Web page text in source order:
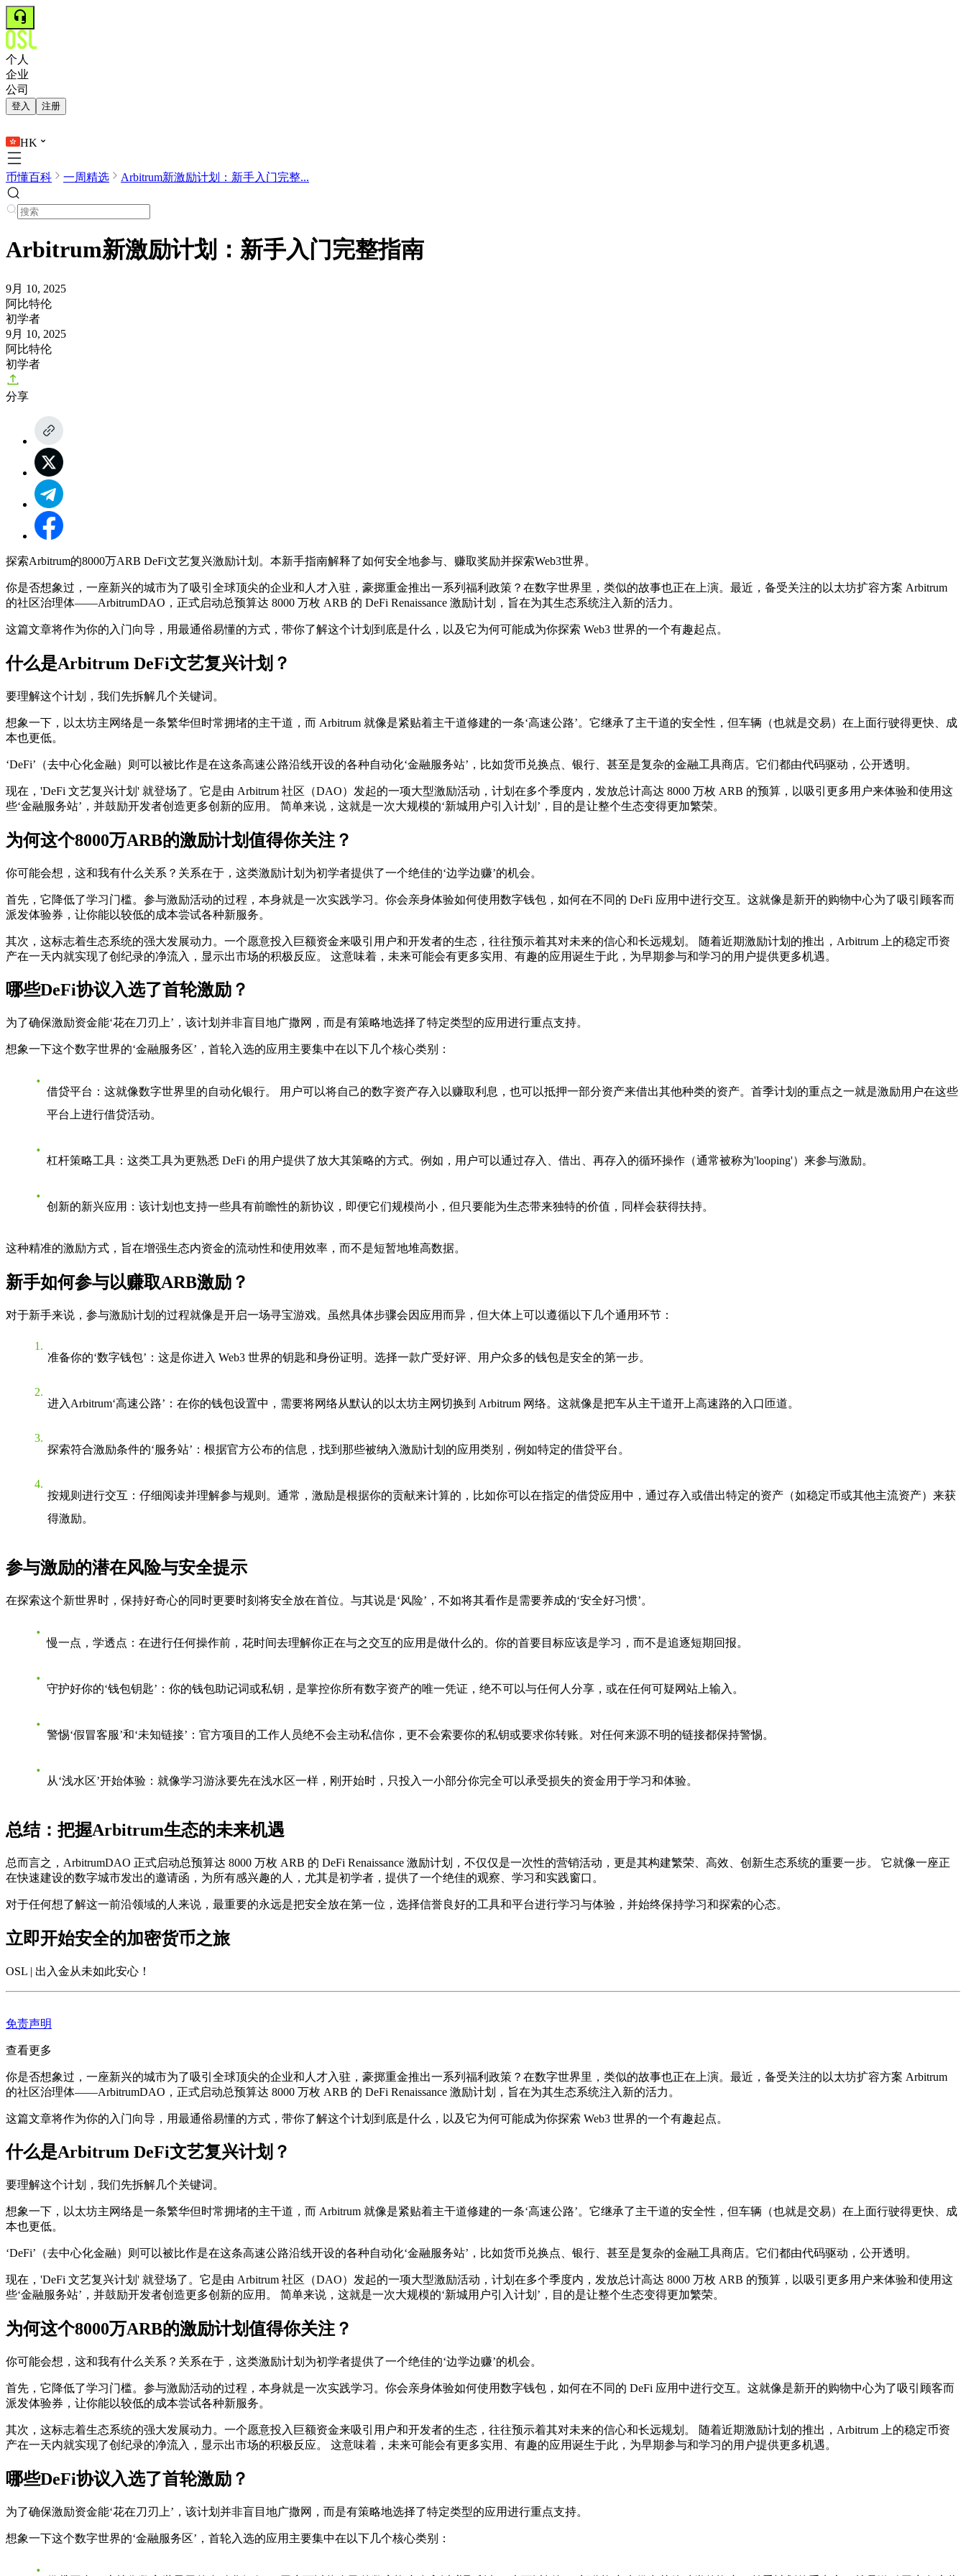
个人
企业
公司
登入 注册
HK
币懂百科 一周精选 Arbitrum新激励计划：新手入门完整...
Arbitrum新激励计划：新手入门完整指南
9月 10, 2025
阿比特伦
初学者
9月 10, 2025
阿比特伦
初学者
分享
探索Arbitrum的8000万ARB DeFi文艺复兴激励计划。本新手指南解释了如何安全地参与、赚取奖励并探索Web3世界。
你是否想象过，一座新兴的城市为了吸引全球顶尖的企业和人才入驻，豪掷重金推出一系列福利政策？在数字世界里，类似的故事也正在上演。最近，备受关注的以太坊扩容方案 Arbitrum
的社区治理体——ArbitrumDAO，正式启动总预算达 8000 万枚 ARB 的 DeFi Renaissance 激励计划，旨在为其生态系统注入新的活力。
这篇文章将作为你的入门向导，用最通俗易懂的方式，带你了解这个计划到底是什么，以及它为何可能成为你探索 Web3 世界的一个有趣起点。
什么是Arbitrum DeFi文艺复兴计划？
要理解这个计划，我们先拆解几个关键词。
想象一下，以太坊主网络是一条繁华但时常拥堵的主干道，而 Arbitrum 就像是紧贴着主干道修建的一条‘高速公路’。它继承了主干道的安全性，但车辆（也就是交易）在上面行驶得更快、成
本也更低。
‘DeFi’（去中心化金融）则可以被比作是在这条高速公路沿线开设的各种自动化‘金融服务站’，比如货币兑换点、银行、甚至是复杂的金融工具商店。它们都由代码驱动，公开透明。
现在，'DeFi 文艺复兴计划' 就登场了。它是由 Arbitrum 社区（DAO）发起的一项大型激励活动，计划在多个季度内，发放总计高达 8000 万枚 ARB 的预算，以吸引更多用户来体验和使用这
些‘金融服务站’，并鼓励开发者创造更多创新的应用。 简单来说，这就是一次大规模的‘新城用户引入计划’，目的是让整个生态变得更加繁荣。
为何这个8000万ARB的激励计划值得你关注？
你可能会想，这和我有什么关系？关系在于，这类激励计划为初学者提供了一个绝佳的‘边学边赚’的机会。
首先，它降低了学习门槛。参与激励活动的过程，本身就是一次实践学习。你会亲身体验如何使用数字钱包，如何在不同的 DeFi 应用中进行交互。这就像是新开的购物中心为了吸引顾客而
派发体验券，让你能以较低的成本尝试各种新服务。
其次，这标志着生态系统的强大发展动力。一个愿意投入巨额资金来吸引用户和开发者的生态，往往预示着其对未来的信心和长远规划。 随着近期激励计划的推出，Arbitrum 上的稳定币资
产在一天内就实现了创纪录的净流入，显示出市场的积极反应。 这意味着，未来可能会有更多实用、有趣的应用诞生于此，为早期参与和学习的用户提供更多机遇。
哪些DeFi协议入选了首轮激励？
为了确保激励资金能‘花在刀刃上’，该计划并非盲目地广撒网，而是有策略地选择了特定类型的应用进行重点支持。
想象一下这个数字世界的‘金融服务区’，首轮入选的应用主要集中在以下几个核心类别：
借贷平台 ：这就像数字世界里的自动化银行。 用户可以将自己的数字资产存入以赚取利息，也可以抵押一部分资产来借出其他种类的资产。首季计划的重点之一就是激励用户在这些
平台上进行借贷活动。
杠杆策略工具 ：这类工具为更熟悉 DeFi 的用户提供了放大其策略的方式。例如，用户可以通过存入、借出、再存入的循环操作（通常被称为'looping'）来参与激励。
创新的新兴应用 ：该计划也支持一些具有前瞻性的新协议，即便它们规模尚小，但只要能为生态带来独特的价值，同样会获得扶持。
这种精准的激励方式，旨在增强生态内资金的流动性和使用效率，而不是短暂地堆高数据。
新手如何参与以赚取ARB激励？
对于新手来说，参与激励计划的过程就像是开启一场寻宝游戏。虽然具体步骤会因应用而异，但大体上可以遵循以下几个通用环节：
准备你的‘数字钱包’ ：这是你进入 Web3 世界的钥匙和身份证明。选择一款广受好评、用户众多的钱包是安全的第一步。
进入Arbitrum‘高速公路’ ：在你的钱包设置中，需要将网络从默认的以太坊主网切换到 Arbitrum 网络。这就像是把车从主干道开上高速路的入口匝道。
探索符合激励条件的‘服务站’ ：根据官方公布的信息，找到那些被纳入激励计划的应用类别，例如特定的借贷平台。
按规则进行交互 ：仔细阅读并理解参与规则。通常，激励是根据你的贡献来计算的，比如你可以在指定的借贷应用中，通过存入或借出特定的资产（如稳定币或其他主流资产）来获
得激励。
参与激励的潜在风险与安全提示
在探索这个新世界时，保持好奇心的同时更要时刻将安全放在首位。与其说是‘风险’，不如将其看作是需要养成的‘安全好习惯’。
慢一点，学透点 ：在进行任何操作前，花时间去理解你正在与之交互的应用是做什么的。你的首要目标应该是学习，而不是追逐短期回报。
守护好你的‘钱包钥匙’ ：你的钱包助记词或私钥，是掌控你所有数字资产的唯一凭证，绝不可以与任何人分享，或在任何可疑网站上输入。
警惕‘假冒客服’和‘未知链接’ ：官方项目的工作人员绝不会主动私信你，更不会索要你的私钥或要求你转账。对任何来源不明的链接都保持警惕。
从‘浅水区’开始体验 ：就像学习游泳要先在浅水区一样，刚开始时，只投入一小部分你完全可以承受损失的资金用于学习和体验。
总结：把握Arbitrum生态的未来机遇
总而言之，ArbitrumDAO 正式启动总预算达 8000 万枚 ARB 的 DeFi Renaissance 激励计划，不仅仅是一次性的营销活动，更是其构建繁荣、高效、创新生态系统的重要一步。 它就像一座正
在快速建设的数字城市发出的邀请函，为所有感兴趣的人，尤其是初学者，提供了一个绝佳的观察、学习和实践窗口。
对于任何想了解这一前沿领域的人来说，最重要的永远是把安全放在第一位，选择信誉良好的工具和平台进行学习与体验，并始终保持学习和探索的心态。
立即开始安全的加密货币之旅
OSL | 出入金从未如此安心 ！
免责声明
查看更多
你是否想象过，一座新兴的城市为了吸引全球顶尖的企业和人才入驻，豪掷重金推出一系列福利政策？在数字世界里，类似的故事也正在上演。最近，备受关注的以太坊扩容方案 Arbitrum
的社区治理体——ArbitrumDAO，正式启动总预算达 8000 万枚 ARB 的 DeFi Renaissance 激励计划，旨在为其生态系统注入新的活力。
这篇文章将作为你的入门向导，用最通俗易懂的方式，带你了解这个计划到底是什么，以及它为何可能成为你探索 Web3 世界的一个有趣起点。
什么是Arbitrum DeFi文艺复兴计划？
要理解这个计划，我们先拆解几个关键词。
想象一下，以太坊主网络是一条繁华但时常拥堵的主干道，而 Arbitrum 就像是紧贴着主干道修建的一条‘高速公路’。它继承了主干道的安全性，但车辆（也就是交易）在上面行驶得更快、成
本也更低。
‘DeFi’（去中心化金融）则可以被比作是在这条高速公路沿线开设的各种自动化‘金融服务站’，比如货币兑换点、银行、甚至是复杂的金融工具商店。它们都由代码驱动，公开透明。
现在，'DeFi 文艺复兴计划' 就登场了。它是由 Arbitrum 社区（DAO）发起的一项大型激励活动，计划在多个季度内，发放总计高达 8000 万枚 ARB 的预算，以吸引更多用户来体验和使用这
些‘金融服务站’，并鼓励开发者创造更多创新的应用。 简单来说，这就是一次大规模的‘新城用户引入计划’，目的是让整个生态变得更加繁荣。
为何这个8000万ARB的激励计划值得你关注？
你可能会想，这和我有什么关系？关系在于，这类激励计划为初学者提供了一个绝佳的‘边学边赚’的机会。
首先，它降低了学习门槛。参与激励活动的过程，本身就是一次实践学习。你会亲身体验如何使用数字钱包，如何在不同的 DeFi 应用中进行交互。这就像是新开的购物中心为了吸引顾客而
派发体验券，让你能以较低的成本尝试各种新服务。
其次，这标志着生态系统的强大发展动力。一个愿意投入巨额资金来吸引用户和开发者的生态，往往预示着其对未来的信心和长远规划。 随着近期激励计划的推出，Arbitrum 上的稳定币资
产在一天内就实现了创纪录的净流入，显示出市场的积极反应。 这意味着，未来可能会有更多实用、有趣的应用诞生于此，为早期参与和学习的用户提供更多机遇。
哪些DeFi协议入选了首轮激励？
为了确保激励资金能‘花在刀刃上’，该计划并非盲目地广撒网，而是有策略地选择了特定类型的应用进行重点支持。
想象一下这个数字世界的‘金融服务区’，首轮入选的应用主要集中在以下几个核心类别：